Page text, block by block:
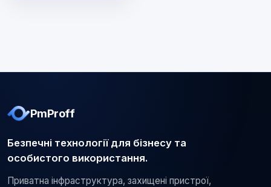
PmProff
Безпечні технології для бізнесу та
особистого використання.
Приватна інфраструктура, захищені пристрої,